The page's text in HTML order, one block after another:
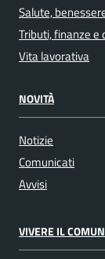
Salute,
Tributi, finanze
Vita lavorativa
NOVITÀ
Notizie
Comunicati
Avvisi
VIVERE IL